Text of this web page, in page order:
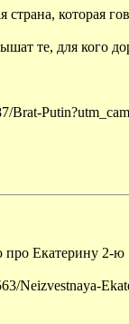
страна, которая
те, для кого
Brat-
Екатерину 2-ю
Neizvestnaya-